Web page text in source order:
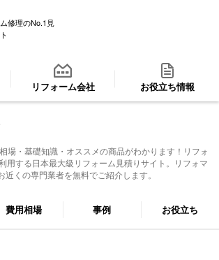
修理のNo.1見
リフォーム会社 お役立ち情報
場・基礎知識・オススメの商品がわかります！リフォ
用する日本最大級リフォーム見積りサイト。リフォマ
くの専門業者を無料でご紹介します。
費用相場 事例 お役立ち